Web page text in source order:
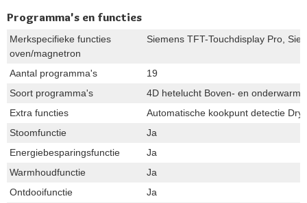
Programma's en functies
Merkspecifieke functies
oven/magnetron
Siemens TFT-Touchdisplay Pro,
Aantal programma's
19
Soort programma's
4D hetelucht Boven- en
Extra functies
Automatische kookpunt detectie
Stoomfunctie
Ja
Energiebesparingsfunctie
Ja
Warmhoudfunctie
Ja
Ontdooifunctie
Ja